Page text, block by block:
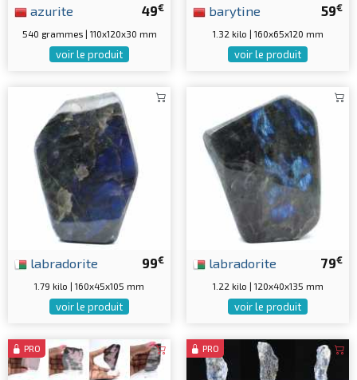
49€
azurite
540 grammes | 110x120x30 mm
voir le produit
59€
barytine
1.32 kilo | 160x65x120 mm
voir le produit
99€
labradorite
1.79 kilo | 160x45x105 mm
voir le produit
79€
labradorite
1.22 kilo | 120x40x135 mm
voir le produit
PRO PRO